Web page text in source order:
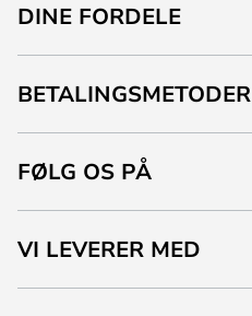
DINE FORDELE
BETALINGSMETODER
FØLG OS PÅ
VI LEVERER MED